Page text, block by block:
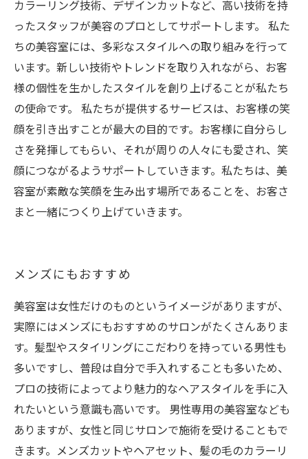
カラーリング技術、デザインカットなど、高い技術を持
ったスタッフが美容のプロとしてサポートします。 私た
ちの美容室には、多彩なスタイルへの取り組みを行って
います。新しい技術やトレンドを取り入れながら、お客
様の個性を生かしたスタイルを創り上げることが私たち
の使命です。 私たちが提供するサービスは、お客様の笑
顔を引き出すことが最大の目的です。お客様に自分らし
さを発揮してもらい、それが周りの人々にも愛され、笑
顔につながるようサポートしていきます。私たちは、美
容室が素敵な笑顔を生み出す場所であることを、お客さ
まと一緒につくり上げていきます。
メンズにもおすすめ
美容室は女性だけのものというイメージがありますが、
実際にはメンズにもおすすめのサロンがたくさんありま
す。髪型やスタイリングにこだわりを持っている男性も
多いですし、普段は自分で手入れすることも多いため、
プロの技術によってより魅力的なヘアスタイルを手に入
れたいという意識も高いです。 男性専用の美容室なども
ありますが、女性と同じサロンで施術を受けることもで
きます。メンズカットやヘアセット、髪の毛のカラーリ